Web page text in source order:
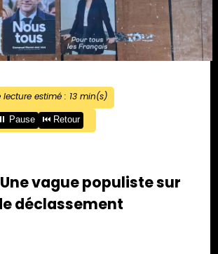
estimé : 13min(s)
⏸️ Pause ⏮️ Retour
vague populiste sur
déclassement